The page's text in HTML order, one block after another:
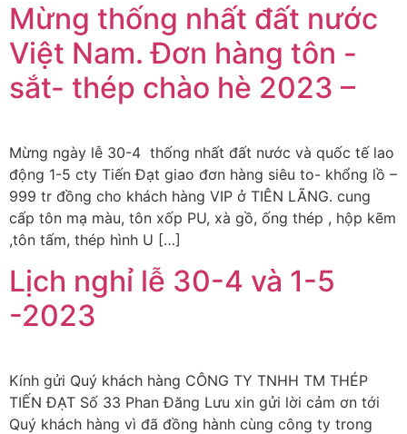
Mừng thống nhất đất nước
Việt Nam. Đơn hàng tôn -
sắt- thép chào hè 2023 –
Mừng ngày lễ 30-4 thống nhất đất nước và quốc tế lao
động 1-5 cty Tiến Đạt giao đơn hàng siêu to- khổng lồ –
999 tr đồng cho khách hàng VIP ở TIÊN LÃNG. cung
cấp tôn mạ màu, tôn xốp PU, xà gồ, ống thép , hộp kẽm
,tôn tấm, thép hình U […]
Lịch nghỉ lễ 30-4 và 1-5
-2023
Kính gửi Quý khách hàng CÔNG TY TNHH TM THÉP
TIẾN ĐẠT Số 33 Phan Đăng Lưu xin gửi lời cảm ơn tới
Quý khách hàng vì đã đồng hành cùng công ty trong